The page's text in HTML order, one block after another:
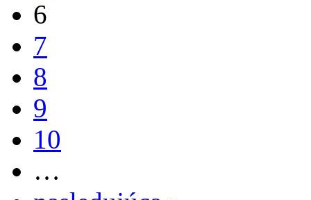
6
7
8
9
10
…